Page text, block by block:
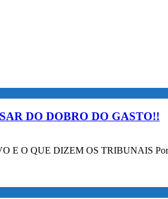
DO DOBRO DO GASTO!!
O QUE DIZEM OS TRIBUNAIS Por